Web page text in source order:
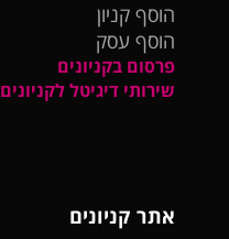
הוסף קניון
הוסף עסק
פרסום בקניונים
שירותי דיגיטל לקניונים
אתר קניונים